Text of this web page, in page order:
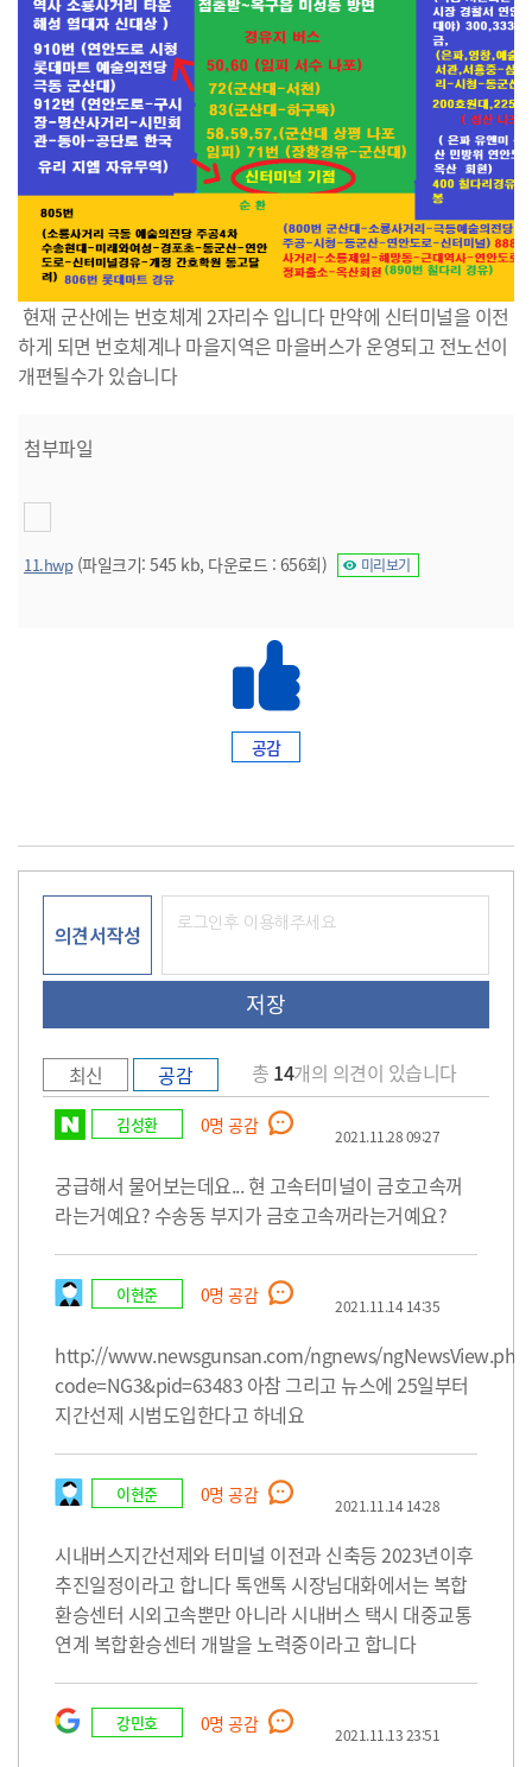
현재 군산에는 번호체계 2자리수 입니다 만약에 신터미널을 이전
하게 되면 번호체계나 마을지역은 마을버스가 운영되고 전노선이
개편될수가 있습니다
첨부파일
11.hwp (파일크기: 545 kb, 다운로드 : 656회) 미리보기
공감
의견서작성
최신 공감 총 14개의 의견이 있습니다
김성환 0명 공감 2021.11.28 09:27
궁급해서 물어보는데요... 현 고속터미널이 금호고속꺼
라는거예요? 수송동 부지가 금호고속꺼라는거예요?
이현준 0명 공감 2021.11.14 14:35
http://www.newsgunsan.com/ngnews/
code=NG3&pid=63483 아참 그리고 뉴스에 25일부터
지간선제 시범도입한다고 하네요
이현준 0명 공감 2021.11.14 14:28
시내버스지간선제와 터미널 이전과 신축등 2023년이후
추진일정이라고 합니다 톡앤톡 시장님대화에서는 복합
환승센터 시외고속뿐만 아니라 시내버스 택시 대중교통
연계 복합환승센터 개발을 노력중이라고 합니다
강민호 0명 공감 2021.11.13 23:51